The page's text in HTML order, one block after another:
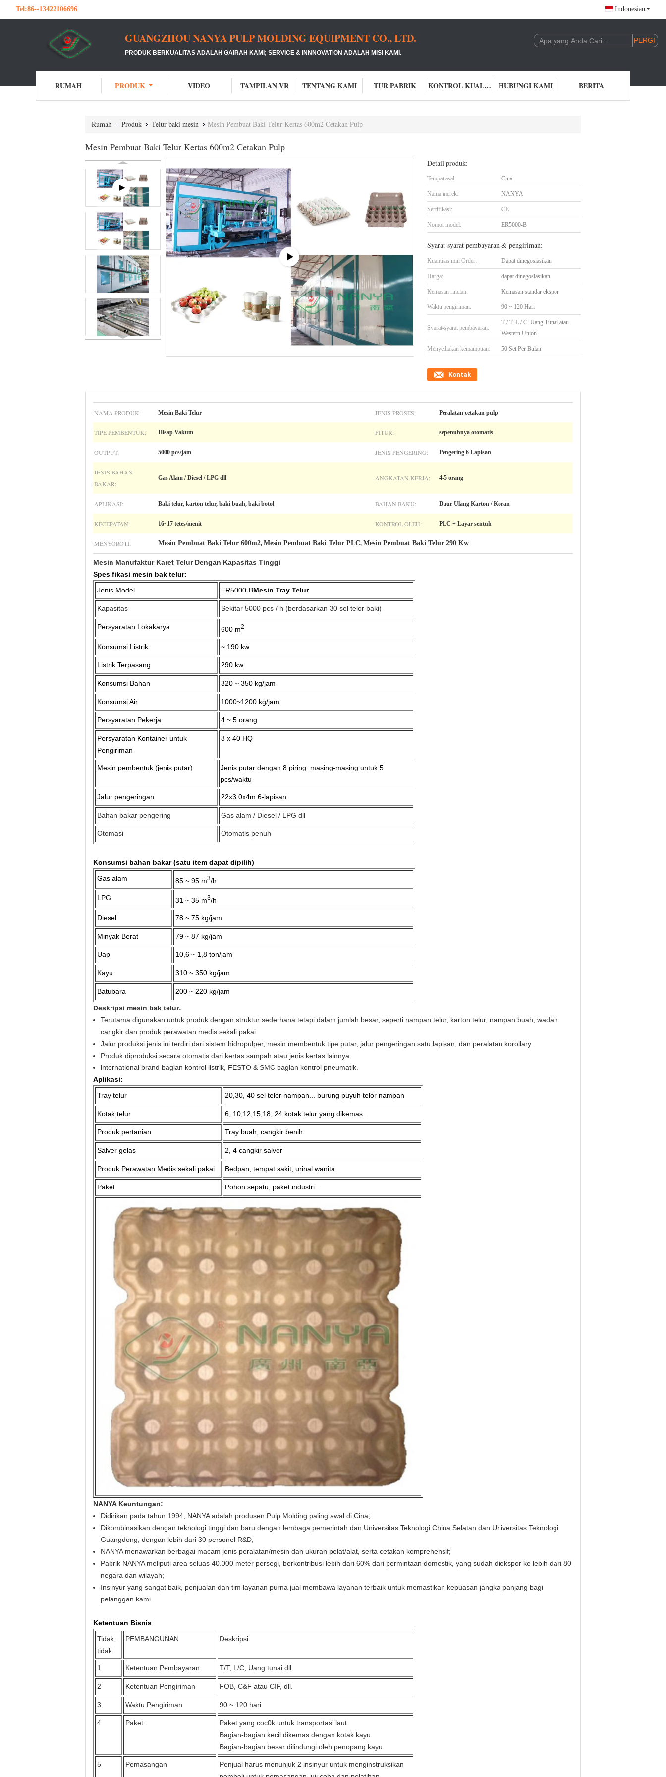
Tel:86--13422106696 Indonesian
GUANGZHOU NANYA PULP MOLDING EQUIPMENT CO., LTD.
PRODUK BERKUALITAS ADALAH GAIRAH KAMI; SERVICE & INNNOVATION ADALAH MISI KAMI.
RUMAH PRODUK VIDEO TAMPILAN VR TENTANG KAMI TUR PABRIK KONTROL KUALITAS HUBUNGI KAMI BERITA
Rumah Produk Telur baki mesin Mesin Pembuat Baki Telur Kertas 600m2 Cetakan Pulp
Mesin Pembuat Baki Telur Kertas 600m2 Cetakan Pulp
Detail produk:
Tempat asal: Cina
Nama merek: NANYA
Sertifikasi: CE
Nomor model: ER5000-B
Syarat-syarat pembayaran & pengiriman:
Kuantitas min Order: Dapat dinegosiasikan
Harga: dapat dinegosiasikan
Kemasan rincian: Kemasan standar ekspor
Waktu pengiriman: 90 ~ 120 Hari
Syarat-syarat pembayaran:
T / T, L / C, Uang Tunai atau
Western Union
Menyediakan kemampuan: 50 Set Per Bulan
Kontak
NAMA PRODUK: Mesin Baki Telur JENIS PROSES: Peralatan cetakan pulp
TIPE PEMBENTUK: Hisap Vakum FITUR: sepenuhnya otomatis
OUTPUT: 5000 pcs/jam JENIS PENGERING: Pengering 6 Lapisan
JENIS BAHAN
BAKAR:
Gas Alam / Diesel / LPG dll ANGKATAN KERJA: 4-5 orang
APLIKASI: Baki telur, karton telur, baki buah, baki botol BAHAN BAKU: Daur Ulang Karton / Koran
KECEPATAN: 16~17 tetes/menit KONTROL OLEH: PLC + Layar sentuh
MENYOROTI: Mesin Pembuat Baki Telur 600m2, Mesin Pembuat Baki Telur PLC, Mesin Pembuat Baki Telur 290 Kw
Mesin Manufaktur Karet Telur Dengan Kapasitas Tinggi
Spesifikasi mesin bak telur:
Jenis Model
ER5000-BMesin Tray Telur
Kapasitas Sekitar 5000 pcs / h (berdasarkan 30 sel telor baki)
Persyaratan Lokakarya 600 m2
Konsumsi Listrik ~ 190 kw
Listrik Terpasang 290 kw
Konsumsi Bahan 320 ~ 350 kg/jam
Konsumsi Air 1000~1200 kg/jam
Persyaratan Pekerja 4 ~ 5 orang
Persyaratan Kontainer untuk
Pengiriman
8 x 40 HQ
Mesin pembentuk (jenis putar)
Jenis putar dengan 8 piring. masing-masing untuk 5
pcs/waktu
Jalur pengeringan 22x3.0x4m 6-lapisan
Bahan bakar pengering Gas alam / Diesel / LPG dll
Otomasi Otomatis penuh
Konsumsi bahan bakar (satu item dapat dipilih)
Gas alam
85 ~ 95 m3/h
LPG 31 ~ 35 m3/h
Diesel 78 ~ 75 kg/jam
Minyak Berat 79 ~ 87 kg/jam
Uap 10,6 ~ 1,8 ton/jam
Kayu 310 ~ 350 kg/jam
Batubara 200 ~ 220 kg/jam
Deskripsi mesin bak telur:
Terutama digunakan untuk produk dengan struktur sederhana tetapi dalam jumlah besar, seperti nampan telur, karton telur, nampan buah, wadah
cangkir dan produk perawatan medis sekali pakai.
Jalur produksi jenis ini terdiri dari sistem hidropulper, mesin membentuk tipe putar, jalur pengeringan satu lapisan, dan peralatan korollary.
Produk diproduksi secara otomatis dari kertas sampah atau jenis kertas lainnya.
international brand bagian kontrol listrik, FESTO & SMC bagian kontrol pneumatik.
Aplikasi:
Tray telur
20,30, 40 sel telor nampan... burung puyuh telor nampan
Kotak telur 6, 10,12,15,18, 24 kotak telur yang dikemas...
Produk pertanian Tray buah, cangkir benih
Salver gelas 2, 4 cangkir salver
Produk Perawatan Medis sekali pakai Bedpan, tempat sakit, urinal wanita...
Paket Pohon sepatu, paket industri...
NANYA Keuntungan:
Didirikan pada tahun 1994, NANYA adalah produsen Pulp Molding paling awal di Cina;
Dikombinasikan dengan teknologi tinggi dan baru dengan lembaga pemerintah dan Universitas Teknologi China Selatan dan Universitas Teknologi
Guangdong, dengan lebih dari 30 personel R&D;
NANYA menawarkan berbagai macam jenis peralatan/mesin dan ukuran pelat/alat, serta cetakan komprehensif;
Pabrik NANYA meliputi area seluas 40.000 meter persegi, berkontribusi lebih dari 60% dari permintaan domestik, yang sudah diekspor ke lebih dari 80
negara dan wilayah;
Insinyur yang sangat baik, penjualan dan tim layanan purna jual membawa layanan terbaik untuk memastikan kepuasan jangka panjang bagi
pelanggan kami.
Ketentuan Bisnis
Tidak,
tidak.
PEMBANGUNAN Deskripsi
1 Ketentuan Pembayaran T/T, L/C, Uang tunai dll
2 Ketentuan Pengiriman FOB, C&F atau CIF, dll.
3 Waktu Pengiriman 90 ~ 120 hari
4 Paket
Paket yang coc0k untuk transportasi laut.
Bagian-bagian kecil dikemas dengan kotak kayu.
Bagian-bagian besar dilindungi oleh penopang kayu.
5 Pemasangan
Penjual harus menunjuk 2 insinyur untuk menginstruksikan